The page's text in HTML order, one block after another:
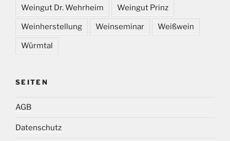
Weingut Dr. Wehrheim Weingut Prinz
Weinherstellung Weinseminar Weißwein
Würmtal
SEITEN
AGB
Datenschutz